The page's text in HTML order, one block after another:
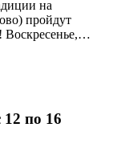
на
пройдут
Воскресенье,…
12 по 16